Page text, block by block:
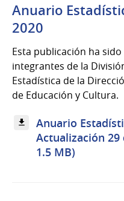
Anuario
2020
Esta publicación ha
integrantes de la
Estadística de la
de Educación y Cultura.
Anuario
Actualización
1.5 MB)